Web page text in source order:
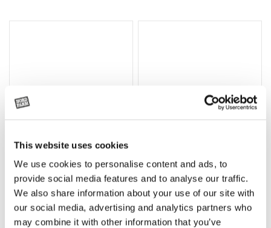
This website uses cookies
We use cookies to personalise content and ads, to
provide social media features and to analyse our traffic.
We also share information about your use of our site with
our social media, advertising and analytics partners who
may combine it with other information that you’ve
Lägg till i varukorg
Rotor, komplett med slagor
OR80013456G
(ex. moms)
Grön truckknapp
A00220
kr (ex. moms)